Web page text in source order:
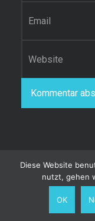
© 2026
Diese Website
nutzt, gehen
OK